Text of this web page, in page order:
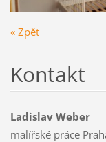
« Zpět
Kontakt
Ladislav Weber
malířské práce